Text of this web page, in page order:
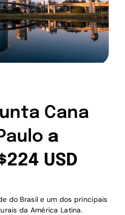
Cana
a
USD
do Brasil e um dos principais
da América Latina.